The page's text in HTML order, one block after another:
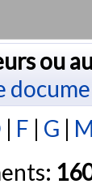
ou
| F | G |